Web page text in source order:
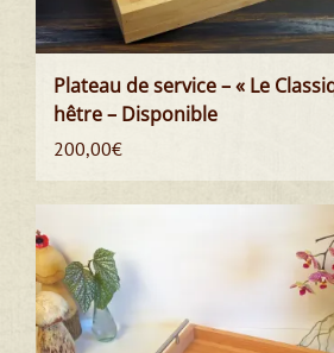
Plateau de service – « Le
hêtre – Disponible
200,00€